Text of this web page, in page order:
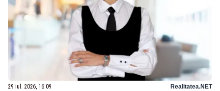
29 iul. 2026, 16:09 Realitatea.NET